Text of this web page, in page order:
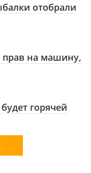
отобрали
на машину,
горячей